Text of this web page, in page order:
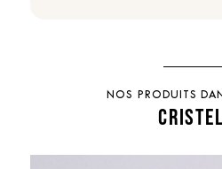
NOS PRODUITS